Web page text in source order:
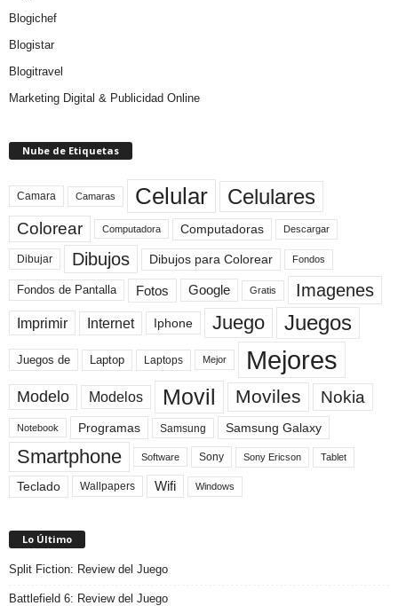
Blogichef
Blogistar
Blogitravel
Marketing Digital & Publicidad Online
Nube de Etiquetas
Camara Camaras Celular Celulares
Colorear Computadora Computadoras Descargar
Dibujar Dibujos Dibujos para Colorear Fondos
Fondos de Pantalla Fotos Google Gratis Imagenes
Imprimir Internet Iphone Juego Juegos
Juegos de Laptop Laptops Mejor Mejores
Modelo Modelos Movil Moviles Nokia
Notebook Programas Samsung Samsung Galaxy
Smartphone Software Sony Sony Ericson Tablet
Teclado Wallpapers Wifi Windows
Lo Último
Split Fiction: Review del Juego
Battlefield 6: Review del Juego